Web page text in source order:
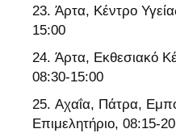
Άρτα, Κέντρο
15:00
Άρτα, Εκθεσιακό
08:30-15:00
Αχαΐα, Πάτρα,
Επιμελητήριο, 08:15-